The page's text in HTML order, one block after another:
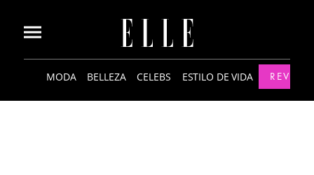
MODA BELLEZA CELEBS ESTILO DE VIDA